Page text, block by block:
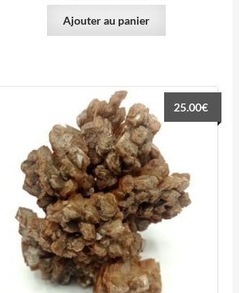
Ajouter au panier
25.00€